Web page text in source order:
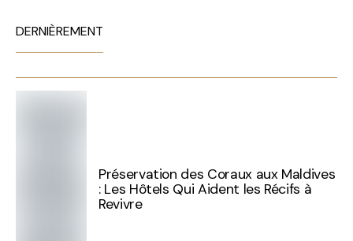
DERNIÈREMENT
Préservation des Coraux aux Maldives
: Les Hôtels Qui Aident les Récifs à
Revivre